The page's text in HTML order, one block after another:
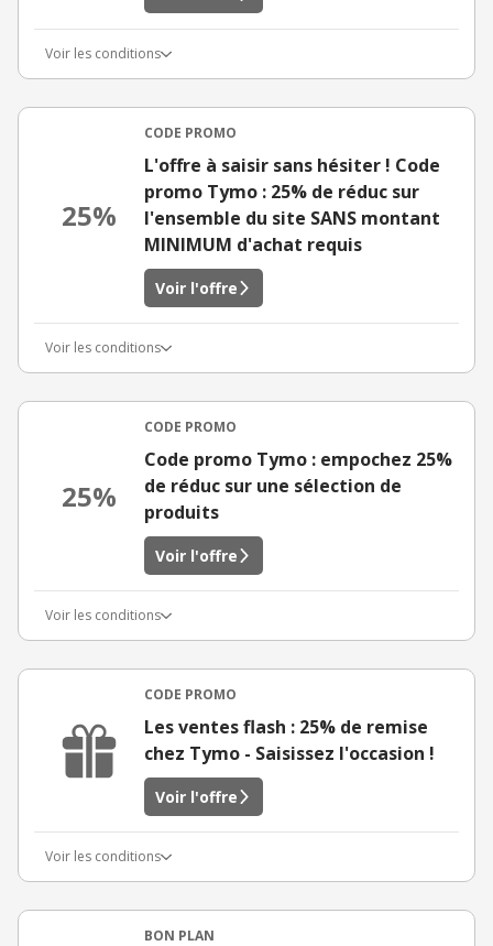
Voir les conditions
25%
CODE PROMO
L'offre à saisir sans hésiter ! Code
promo Tymo : 25% de réduc sur
l'ensemble du site SANS montant
MINIMUM d'achat requis
Voir l'offre
Voir les conditions
25%
CODE PROMO
Code promo Tymo : empochez 25%
de réduc sur une sélection de
produits
Voir l'offre
Voir les conditions
CODE PROMO
Les ventes flash : 25% de remise
chez Tymo - Saisissez l'occasion !
Voir l'offre
Voir les conditions
BON PLAN